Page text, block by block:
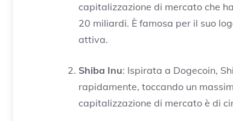
capitalizzazione di mercato che
20 miliardi. È famosa per il suo
attiva.
Shiba Inu: Ispirata a Dogecoin,
rapidamente, toccando un
capitalizzazione di mercato è di